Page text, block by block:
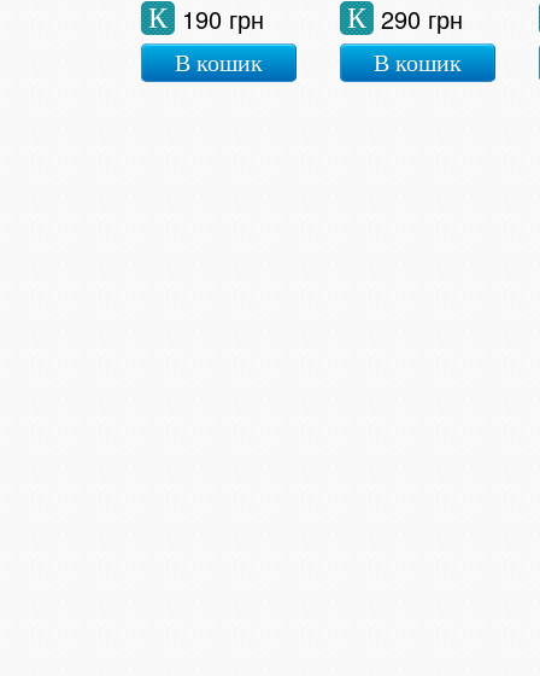
190 грн
К
В кошик
290 грн
К
В кошик